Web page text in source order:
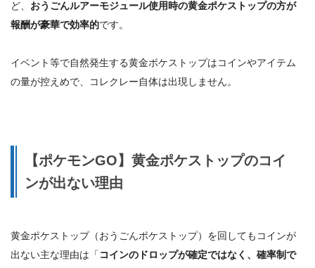
ど、 おうごんルアーモジュール使用時の黄金ポケストップの方が
報酬が豪華で効率的です。
イベント等で自然発生する黄金ポケストップはコインやアイテム
の量が控えめで、コレクレー自体は出現しません。
【ポケモンGO】黄金ポケストップのコイ
ンが出ない理由
黄金ポケストップ（おうごんポケストップ）を回してもコインが
出ない主な理由は「 コインのドロップが確定ではなく、確率制で